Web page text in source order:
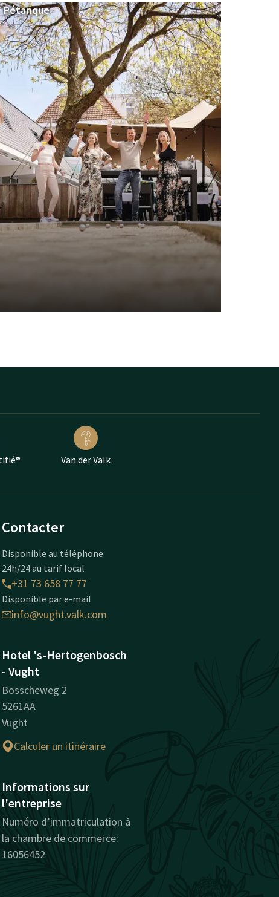
Pétanque
Van der Valk
Contacter
Disponible au téléphone
24h/24 au tarif local
+31 73 658 77 77
Disponible par e-mail
info@vught.valk.com
Hotel 's-Hertogenbosch
- Vught
Bosscheweg 2
5261AA
Vught
Calculer un itinéraire
Informations sur
l'entreprise
Numéro d’immatriculation à
la chambre de commerce:
16056452